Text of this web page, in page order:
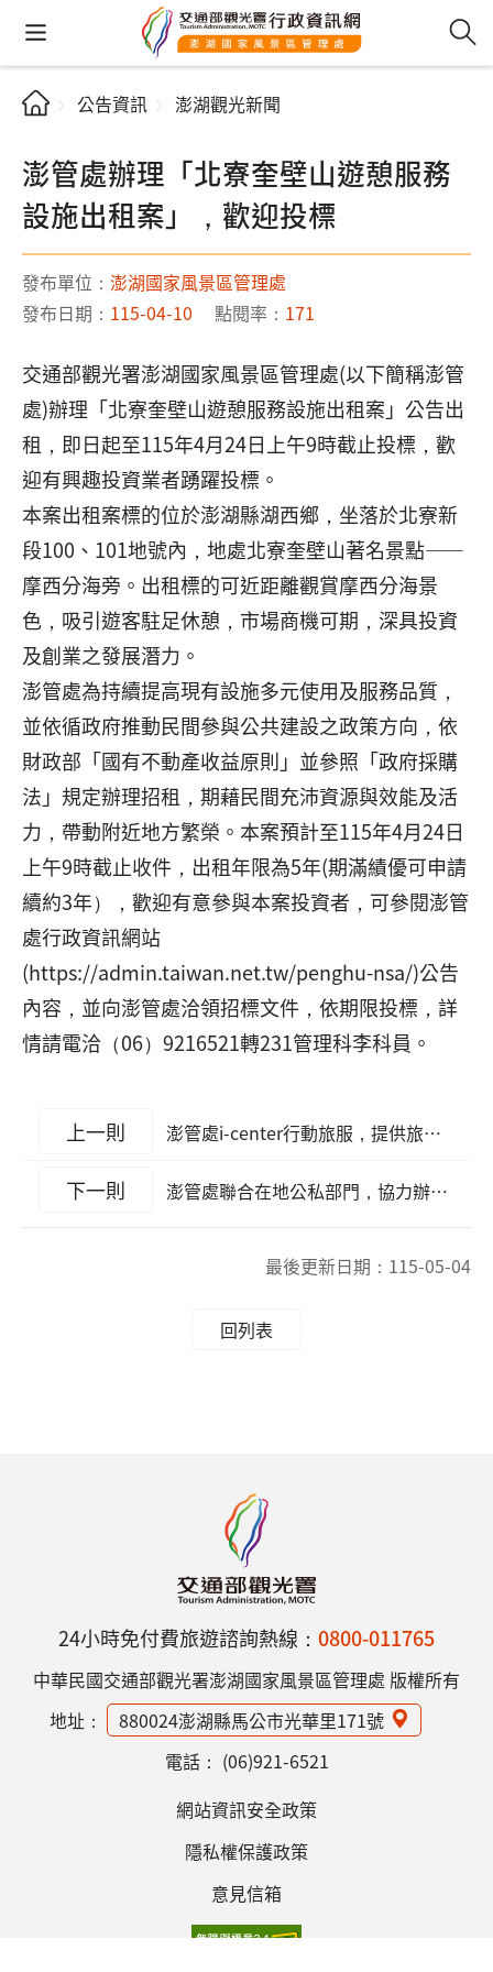
公告資訊 澎湖觀光新聞
澎管處辦理「北寮奎壁山遊憩服務
設施出租案」，歡迎投標
發布單位： 澎湖國家風景區管理處
發布日期： 115-04-10 點閱率： 171
交通部觀光署澎湖國家風景區管理處(以下簡稱澎管
處)辦理「北寮奎壁山遊憩服務設施出租案」公告出
租，即日起至115年4月24日上午9時截止投標，歡
迎有興趣投資業者踴躍投標。
本案出租案標的位於澎湖縣湖西鄉，坐落於北寮新
段100、101地號內，地處北寮奎壁山著名景點——
摩西分海旁。出租標的可近距離觀賞摩西分海景
色，吸引遊客駐足休憩，市場商機可期，深具投資
及創業之發展潛力。
澎管處為持續提高現有設施多元使用及服務品質，
並依循政府推動民間參與公共建設之政策方向，依
財政部「國有不動產收益原則」並參照「政府採購
法」規定辦理招租，期藉民間充沛資源與效能及活
力，帶動附近地方繁榮。本案預計至115年4月24日
上午9時截止收件，出租年限為5年(期滿績優可申請
續約3年），歡迎有意參與本案投資者，可參閱澎管
處行政資訊網站
(https://admin.taiwan.net.tw/penghu-nsa/)公告
內容，並向澎管處洽領招標文件，依期限投標，詳
情請電洽（06）9216521轉231管理科李科員。
上一則 澎管處i-center行動旅服，提供旅客即時且溫馨的服務
下一則 澎管處聯合在地公私部門，協力辦理望安淨灘
最後更新日期： 115-05-04
回列表
24小時免付費旅遊諮詢熱線： 0800-011765
中華民國交通部觀光署澎湖國家風景區管理處 版權所有
地址：
880024澎湖縣馬公市光華里171號
電話： (06)921-6521
網站資訊安全政策
隱私權保護政策
意見信箱